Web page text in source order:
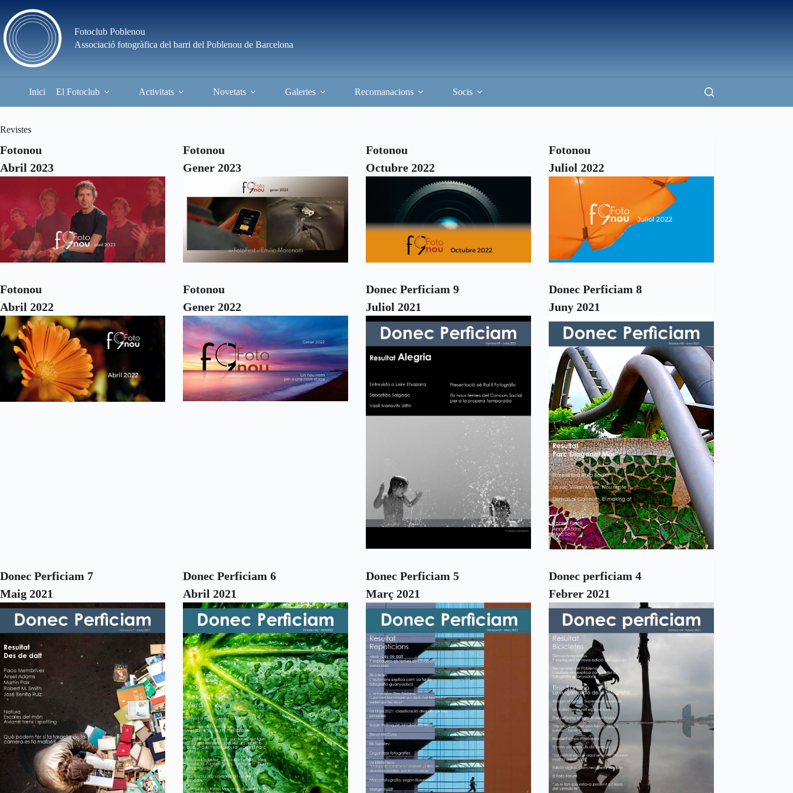
content
Fotoclub Poblenou
Associació fotogràfica del barri del Poblenou de Barcelona
Inici El Fotoclub Activitats Novetats Galeries Recomanacions Socis
Revistes
Fotonou
Abril 2023
Fotonou
Gener 2023
Fotonou
Octubre 2022
Fotonou
Juliol 2022
Fotonou
Abril 2022
Fotonou
Gener 2022
Donec Perficiam 9
Juliol 2021
Donec Perficiam 8
Juny 2021
Donec Perficiam 7
Maig 2021
Donec Perficiam 6
Abril 2021
Donec Perficiam 5
Març 2021
Donec perficiam 4
Febrer 2021